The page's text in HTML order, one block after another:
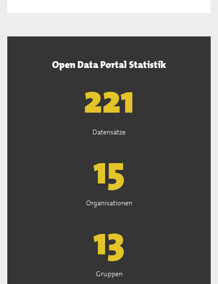
Open Data Portal Statistik
222
Datensätze
15
Organisationen
13
Gruppen